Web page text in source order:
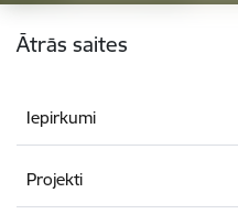
Kājene
Ātrās saites
Iepirkumi
Projekti